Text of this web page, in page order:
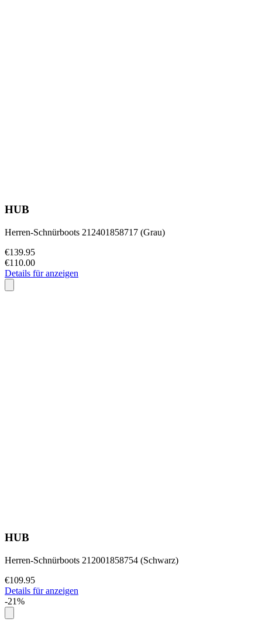
HUB
Herren-Schnürboots 212401858717 (Grau)
€139.95
€110.00
Details für anzeigen
HUB
Herren-Schnürboots 212001858754 (Schwarz)
€109.95
Details für anzeigen
-21%